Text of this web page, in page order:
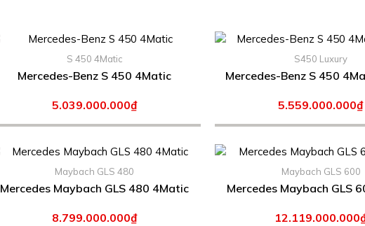
S 450 4Matic
Mercedes-Benz S 450 4Matic
5.039.000.000₫
S450 Luxury
5.559.000.000₫
Maybach GLS 480
Mercedes Maybach GLS 480 4Matic
8.799.000.000₫
Maybach GLS 600
Mercedes Maybach GLS